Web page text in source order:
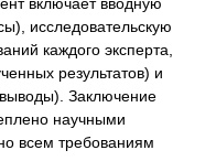
исследовательскую
каждого эксперта,
результатов) и
Заключение
научными
всем требованиям